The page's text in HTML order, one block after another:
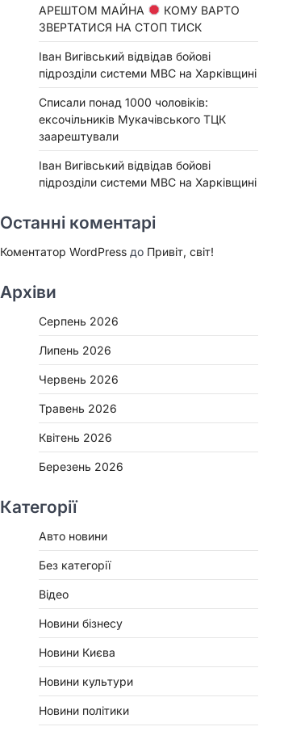
АРЕШТОМ МАЙНА
КОМУ ВАРТО
ЗВЕРТАТИСЯ НА СТОП ТИСК
Іван Вигівський відвідав бойові
підрозділи системи МВС на Харківщині
Списали понад 1000 чоловіків:
ексочільників Мукачівського ТЦК
заарештували
Іван Вигівський відвідав бойові
підрозділи системи МВС на Харківщині
Останні коментарі
Коментатор WordPress до Привіт, світ!
Архіви
Серпень 2026
Липень 2026
Червень 2026
Травень 2026
Квітень 2026
Березень 2026
Категорії
Авто новини
Без категорії
Відео
Новини бізнесу
Новини Києва
Новини культури
Новини політики